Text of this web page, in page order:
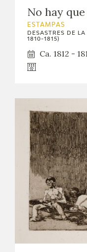
No hay
ESTAMPAS
DESASTRES DE
1810-1815)
Ca. 1812 -